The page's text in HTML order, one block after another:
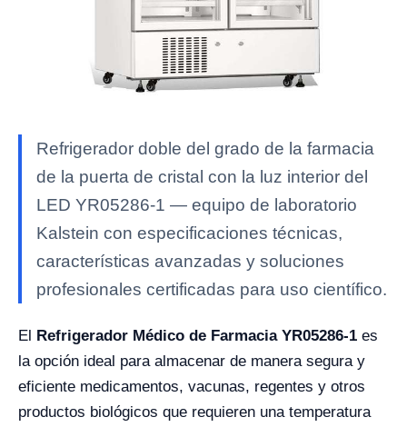
Refrigerador doble del grado de la farmacia
de la puerta de cristal con la luz interior del
LED YR05286-1 — equipo de laboratorio
Kalstein con especificaciones técnicas,
características avanzadas y soluciones
profesionales certificadas para uso científico.
El Refrigerador Médico de Farmacia YR05286-1 es
la opción ideal para almacenar de manera segura y
eficiente medicamentos, vacunas, regentes y otros
productos biológicos que requieren una temperatura